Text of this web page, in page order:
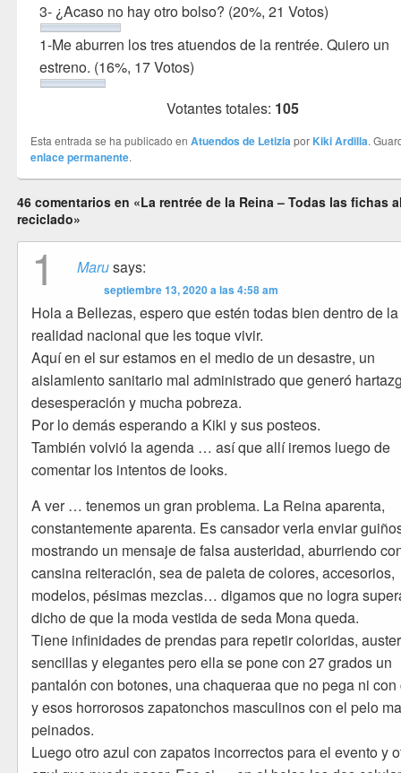
3- ¿Acaso no hay otro bolso? (20%, 21 Votos)
1-Me aburren los tres atuendos de la rentrée. Quiero un
estreno. (16%, 17 Votos)
Votantes totales: 105
Esta entrada se ha publicado enAtuendos de Letiziapor Kiki Ardilla.
enlace permanente.
46 comentarios en «La rentrée de la Reina – Todas las fichas
reciclado»
1 Marusays:
septiembre 13, 2020 a las 4:58 am
Hola a Bellezas, espero que estén todas bien dentro de la
realidad nacional que les toque vivir.
Aquí en el sur estamos en el medio de un desastre, un
aislamiento sanitario mal administrado que generó
desesperación y mucha pobreza.
Por lo demás esperando a Kiki y sus posteos.
También volvió la agenda … así que allí iremos luego de
comentar los intentos de looks.
A ver … tenemos un gran problema. La Reina aparenta,
constantemente aparenta. Es cansador verla enviar
mostrando un mensaje de falsa austeridad, aburriendo
cansina reiteración, sea de paleta de colores, accesorios,
modelos, pésimas mezclas… digamos que no logra
dicho de que la moda vestida de seda Mona queda.
Tiene infinidades de prendas para repetir coloridas,
sencillas y elegantes pero ella se pone con 27 grados un
pantalón con botones, una chaqueraa que no pega ni con
y esos horrorosos zapatonchos masculinos con el pelo
peinados.
Luego otro azul con zapatos incorrectos para el evento y